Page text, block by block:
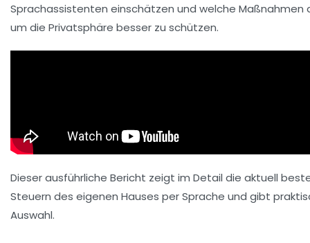
Sprachassistenten einschätzen und welche Maßnahmen
um die Privatsphäre besser zu schützen.
Dieser ausführliche Bericht zeigt im Detail die aktuell
Steuern des eigenen Hauses per Sprache und gibt
Auswahl.